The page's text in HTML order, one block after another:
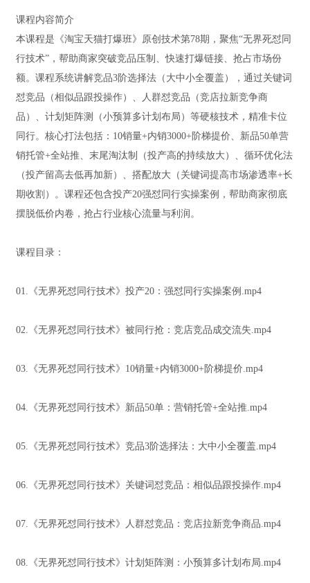
课程内容简介
本课程是《淘宝天猫打爆班》原创技术第78期，聚焦“无界死怼同
行技术”，帮助商家突破竞品压制、快速打爆链接、抢占市场份
额。课程系统讲解竞品3阶选择法（大中小全覆盖），通过关键词
怼竞品（相似品跟投操作）、人群怼竞品（竞店拉新竞争商
品）、计划矩阵测（小预算多计划布局）等硬核技术，精准卡位
同行。核心打法包括：10销量+内销3000+阶梯提价、新品50单营
销托管+全站推、末尾淘汰制（投产高的持续放大）、循环优化法
（投产留高去低再加新）、搭配放大（关键词提高市场渗透率+长
期收割）。课程还包含投产20强怼同行实操案例，帮助商家彻底
摆脱低价内卷，抢占行业核心流量与利润。
课程目录：
01.《无界死怼同行技术》投产20：强怼同行实操案例.mp4
02.《无界死怼同行技术》被同行抢：竞店竞品成交流失.mp4
03.《无界死怼同行技术》10销量+内销3000+阶梯提价.mp4
04.《无界死怼同行技术》新品50单：营销托管+全站推.mp4
05.《无界死怼同行技术》竞品3阶选择法：大中小全覆盖.mp4
06.《无界死怼同行技术》关键词怼竞品：相似品跟投操作.mp4
07.《无界死怼同行技术》人群怼竞品：竞店拉新竞争商品.mp4
08.《无界死怼同行技术》计划矩阵测：小预算多计划布局.mp4